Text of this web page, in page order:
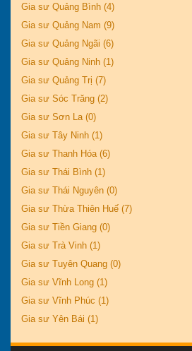
Gia sư Quảng Bình (4)
Gia sư Quảng Nam (9)
Gia sư Quảng Ngãi (6)
Gia sư Quảng Ninh (1)
Gia sư Quảng Trị (7)
Gia sư Sóc Trăng (2)
Gia sư Sơn La (0)
Gia sư Tây Ninh (1)
Gia sư Thanh Hóa (6)
Gia sư Thái Bình (1)
Gia sư Thái Nguyên (0)
Gia sư Thừa Thiên Huế (7)
Gia sư Tiền Giang (0)
Gia sư Trà Vinh (1)
Gia sư Tuyên Quang (0)
Gia sư Vĩnh Long (1)
Gia sư Vĩnh Phúc (1)
Gia sư Yên Bái (1)